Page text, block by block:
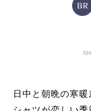
日中と朝晩の寒